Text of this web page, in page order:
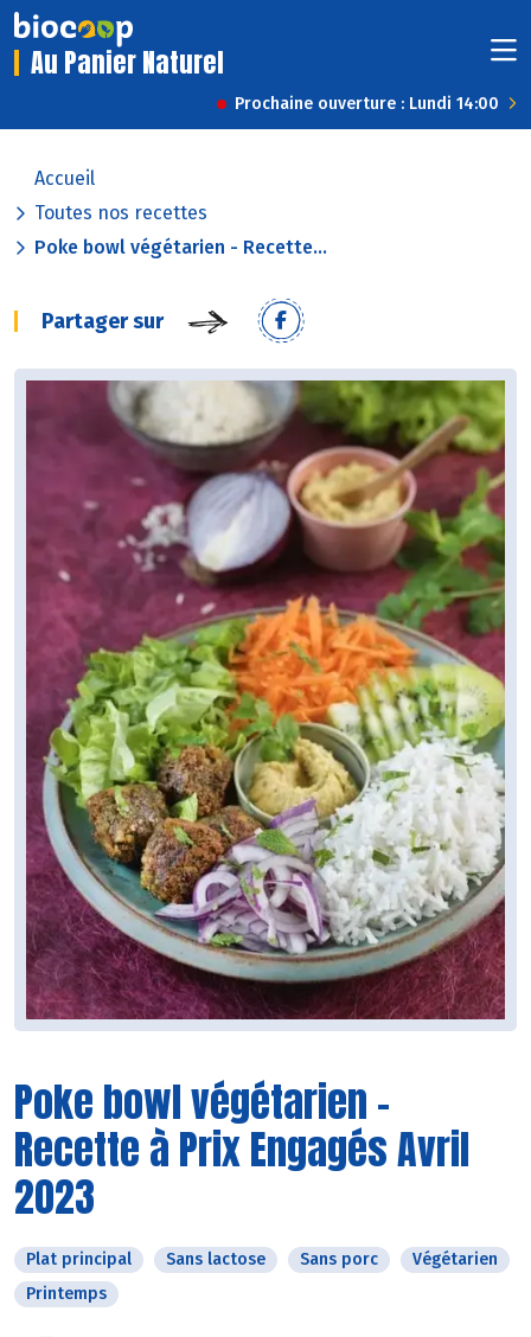
Au Panier Naturel
Prochaine ouverture : Lundi 14:00
Accueil
Toutes nos recettes
Poke bowl végétarien - Recette...
Partager sur
Poke bowl végétarien -
Recette à Prix Engagés Avril
2023
Plat principal Sans lactose Sans porc
Végétarien
Printemps